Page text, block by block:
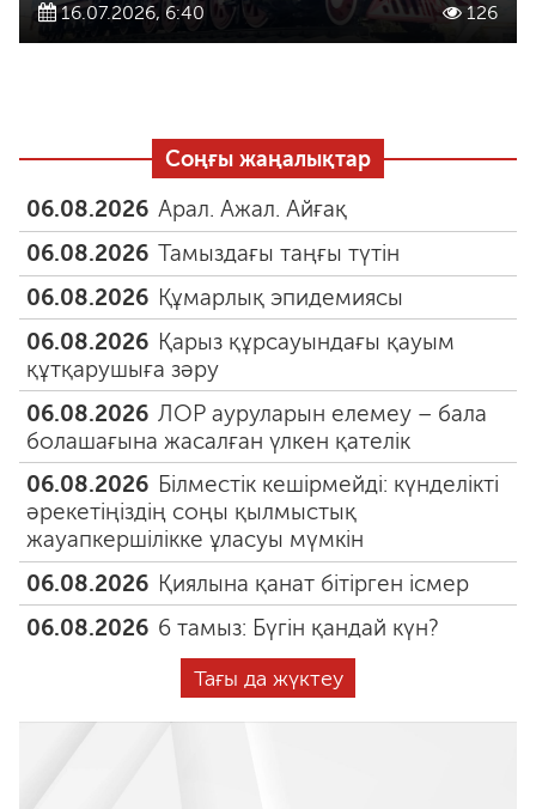
16.07.2026, 6:40 126
Соңғы жаңалықтар
06.08.2026 Арал. Ажал. Айғақ
06.08.2026 Тамыздағы таңғы түтін
06.08.2026 Құмарлық эпидемиясы
06.08.2026 Қарыз құрсауындағы қауым
құтқарушыға зәру
06.08.2026 ЛОР ауруларын елемеу – бала
болашағына жасалған үлкен қателік
06.08.2026 Білместік кешірмейді: күнделікті
әрекетіңіздің соңы қылмыстық
жауапкершілікке ұласуы мүмкін
06.08.2026 Қиялына қанат бітірген ісмер
06.08.2026 6 тамыз: Бүгін қандай күн?
Тағы да жүктеу